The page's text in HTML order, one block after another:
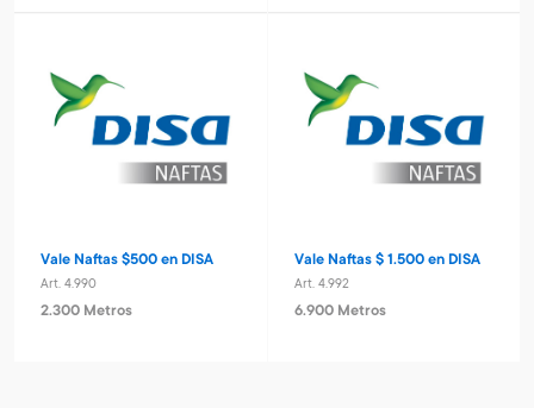
Vale Naftas $500 en DISA
Art. 4.990
2.300 Metros
Vale Naftas $ 1.500 en DISA
Art. 4.992
6.900 Metros